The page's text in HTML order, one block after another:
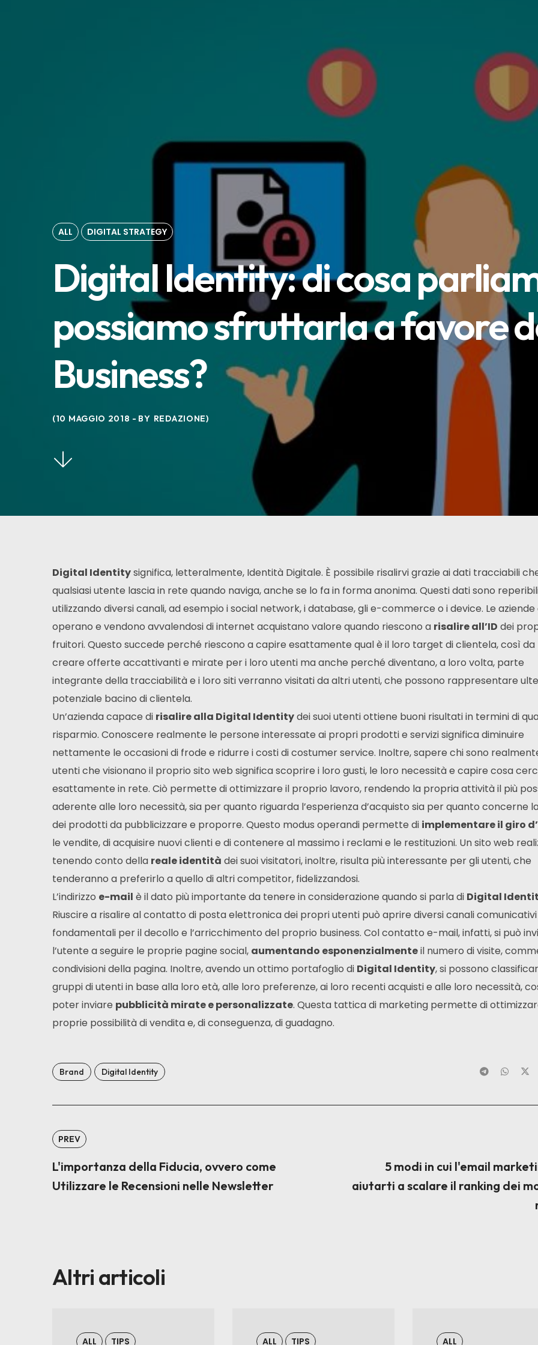
ALL DIGITAL STRATEGY
Digital Identity: di cosa
possiamo sfruttarla a favore
Business?
10 MAGGIO 2018 BY REDAZIONE
Digital Identitysignifica, letteralmente, Identità Digitale. È possibile risalirvi grazie ai dati tracciabili
qualsiasi utente lascia in rete quando naviga, anche se lo fa in forma anonima. Questi dati sono
utilizzando diversi canali, ad esempio i social network, i database, gli e-commerce o i device. Le aziende
operano e vendono avvalendosi di internet acquistano valore quando riescono a risalire all’ID dei
fruitori. Questo succede perché riescono a capire esattamente qual è il loro target di clientela, così
creare offerte accattivanti e mirate per i loro utenti ma anche perché diventano, a loro volta, parte
integrante della tracciabilità e i loro siti verranno visitati da altri utenti, che possono rappresentare
potenziale bacino di clientela.
Un’azienda capace di risalire alla Digital Identitydei suoi utenti ottiene buoni risultati in termini di
risparmio. Conoscere realmente le persone interessate ai propri prodotti e servizi significa diminuire
nettamente le occasioni di frode e ridurre i costi di costumer service. Inoltre, sapere chi sono
utenti che visionano il proprio sito web significa scoprire i loro gusti, le loro necessità e capire cosa
esattamente in rete. Ciò permette di ottimizzare il proprio lavoro, rendendo la propria attività il più
aderente alle loro necessità, sia per quanto riguarda l’esperienza d’acquisto sia per quanto concerne
dei prodotti da pubblicizzare e proporre. Questo modus operandi permette di implementare il giro
le vendite, di acquisire nuovi clienti e di contenere al massimo i reclami e le restituzioni. Un sito web
tenendo conto della reale identità dei suoi visitatori, inoltre, risulta più interessante per gli utenti, che
tenderanno a preferirlo a quello di altri competitor, fidelizzandosi.
L’indirizzo e-mail è il dato più importante da tenere in considerazione quando si parla di Digital
Riuscire a risalire al contatto di posta elettronica dei propri utenti può aprire diversi canali comunicativi
fondamentali per il decollo e l’arricchimento del proprio business. Col contatto e-mail, infatti, si può
l’utente a seguire le proprie pagine social, aumentando esponenzialmenteil numero di visite,
condivisioni della pagina. Inoltre, avendo un ottimo portafoglio di Digital Identity, si possono
gruppi di utenti in base alla loro età, alle loro preferenze, ai loro recenti acquisti e alle loro necessità,
poter inviare pubblicità mirate e personalizzate. Questa tattica di marketing permette di
proprie possibilità di vendita e, di conseguenza, di guadagno.
Brand Digital Identity
PREV
L'importanza della Fiducia, ovvero come
Utilizzare le Recensioni nelle Newsletter
5 modi in cui l'email
aiutarti a scalare il ranking dei
Altri articoli
ALL TIPS ALL TIPS ALL